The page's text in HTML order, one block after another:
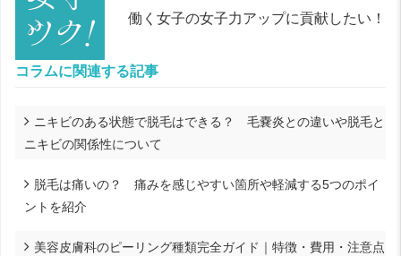
働く女子の女子力アップに貢献したい！
コラムに関連する記事
ニキビのある状態で脱毛はできる？ 毛嚢炎との違いや脱毛と
ニキビの関係性について
脱毛は痛いの？ 痛みを感じやすい箇所や軽減する5つのポイ
ントを紹介
美容皮膚科のピーリング種類完全ガイド｜特徴・費用・注意点